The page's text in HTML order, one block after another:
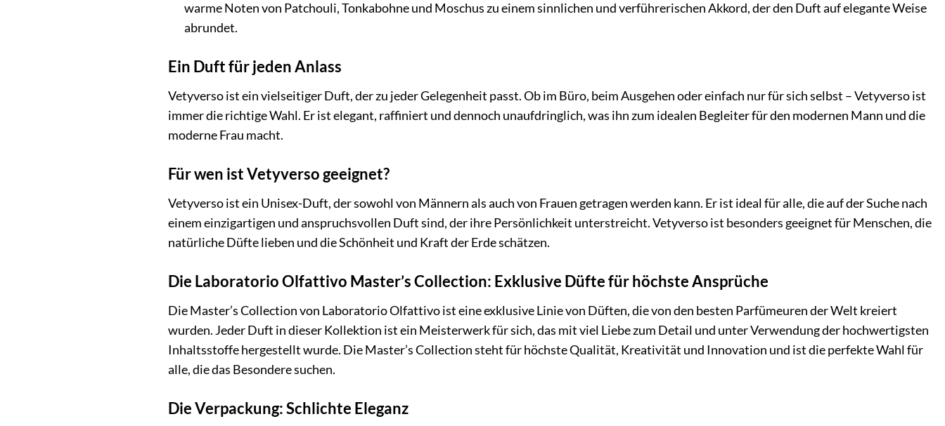
warme Noten von Patchouli, Tonkabohne und Moschus zu einem sinnlichen und verführerischen Akkord, der den Duft auf elegante Weise
abrundet.
Ein Duft für jeden Anlass
Vetyverso ist ein vielseitiger Duft, der zu jeder Gelegenheit passt. Ob im Büro, beim Ausgehen oder einfach nur für sich selbst – Vetyverso ist
immer die richtige Wahl. Er ist elegant, raffiniert und dennoch unaufdringlich, was ihn zum idealen Begleiter für den modernen Mann und die
moderne Frau macht.
Für wen ist Vetyverso geeignet?
Vetyverso ist ein Unisex-Duft, der sowohl von Männern als auch von Frauen getragen werden kann. Er ist ideal für alle, die auf der Suche nach
einem einzigartigen und anspruchsvollen Duft sind, der ihre Persönlichkeit unterstreicht. Vetyverso ist besonders geeignet für Menschen, die
natürliche Düfte lieben und die Schönheit und Kraft der Erde schätzen.
Die Laboratorio Olfattivo Master’s Collection: Exklusive Düfte für höchste Ansprüche
Die Master’s Collection von Laboratorio Olfattivo ist eine exklusive Linie von Düften, die von den besten Parfümeuren der Welt kreiert
wurden. Jeder Duft in dieser Kollektion ist ein Meisterwerk für sich, das mit viel Liebe zum Detail und unter Verwendung der hochwertigsten
Inhaltsstoffe hergestellt wurde. Die Master’s Collection steht für höchste Qualität, Kreativität und Innovation und ist die perfekte Wahl für
alle, die das Besondere suchen.
Die Verpackung: Schlichte Eleganz